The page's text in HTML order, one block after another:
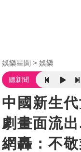
娛樂星聞 娛樂
聽新聞
中國新生
劇畫面流
網轟：不